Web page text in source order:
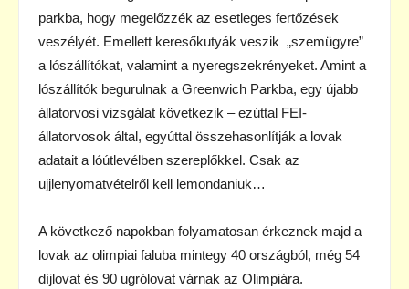
parkba, hogy megelőzzék az esetleges fertőzések
veszélyét. Emellett keresőkutyák veszik „szemügyre”
a lószállítókat, valamint a nyeregszekrényeket. Amint a
lószállítók begurulnak a Greenwich Parkba, egy újabb
állatorvosi vizsgálat következik – ezúttal FEI-
állatorvosok által, egyúttal összehasonlítják a lovak
adatait a lóútlevélben szereplőkkel. Csak az
ujjlenyomatvételről kell lemondaniuk…
A következő napokban folyamatosan érkeznek majd a
lovak az olimpiai faluba mintegy 40 országból, még 54
díjlovat és 90 ugrólovat várnak az Olimpiára.